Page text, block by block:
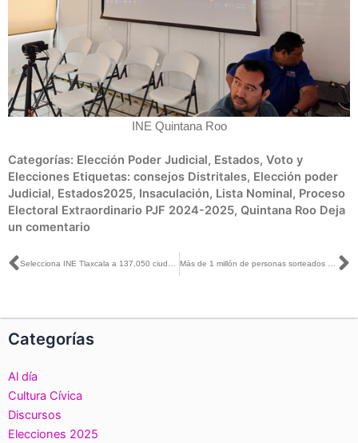
INE Quintana Roo
Categorías: Elección Poder Judicial, Estados, Voto y
Elecciones Etiquetas: consejos Distritales, Elección poder
Judicial, Estados2025, Insaculación, Lista Nominal, Proceso
Electoral Extraordinario PJF 2024-2025, Quintana Roo Deja
un comentario
Ant Selecciona INE Tlaxcala a 137,050 ciudadanas y ciudadanos en Primera Insaculación del PEEPJF 2024-2025 Más de 1 millón de personas sorteados en Primera Insaculación para integrar casillas en PEEPJF 2024-2025: INE Edomex
Categorías
Al día
Cultura Cívica
Discursos
Elecciones 2025